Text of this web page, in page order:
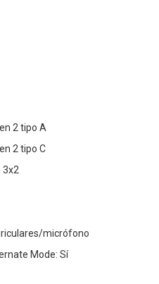
2 tipo A
2 tipo C
3x2
micrófono
Mode: Sí